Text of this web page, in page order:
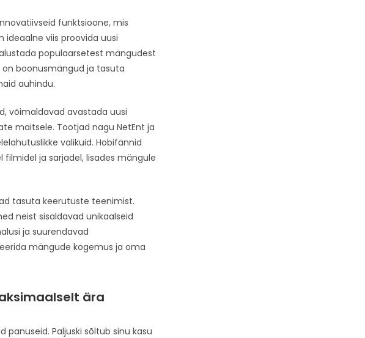
funktsioone, mis
viis proovida uusi
populaarsetest mängudest
on boonusmängud ja tasuta
auhindu.
võimaldavad avastada uusi
maitsele. Tootjad nagu NetEnt ja
valikuid. Hobifännid
ja sarjadel, lisades mängule
tasuta keerutuste teenimist.
neist sisaldavad unikaalseid
ja suurendavad
mängude kogemus ja oma
ära
Paljuski sõltub sinu kasu